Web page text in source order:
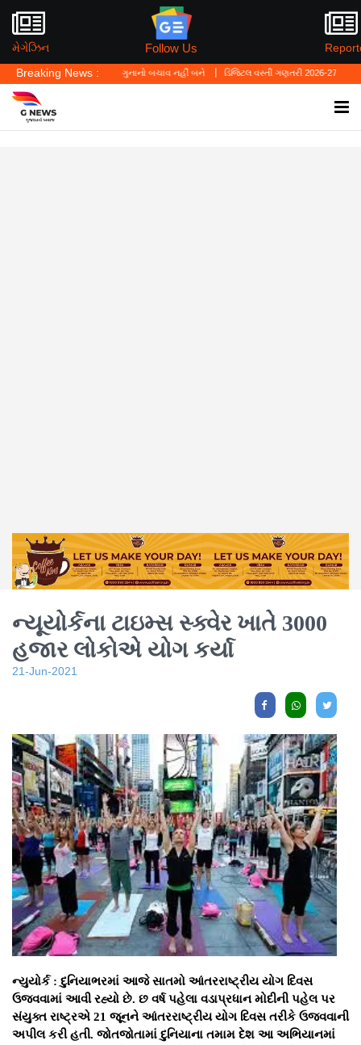
મેગેઝિન Follow Us
Breaking News :
લો' ગુનાનો બચાવ નહીં બને ડિજિટલ વસ્તી ગણતરી 2026-27નો પ્રારંભ, ઘર બેઠા
ન્યૂયોર્કના ટાઇમ્સ સ્ક્વેર ખાતે 3000
હજાર લોકોએ યોગ કર્યા
21-Jun-2021
ન્યુયોર્ક : દુનિયાભરમાં આજે સાતમો આંતરરાષ્ટ્રીય યોગ દિવસ
ઉજવવામાં આવી રહ્યો છે. છ વર્ષ પહેલા વડાપ્રધાન મોદીની પહેલ પર
સંયુક્ત રાષ્ટ્રએ 21 જૂનને આંતરરાષ્ટ્રીય યોગ દિવસ તરીકે ઉજવવાની
અપીલ કરી હતી. જોતજોતામાં દુનિયાના તમામ દેશ આ અભિયાનમાં